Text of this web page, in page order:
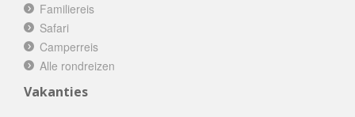
Familiereis
Safari
Camperreis
Alle rondreizen
Vakanties